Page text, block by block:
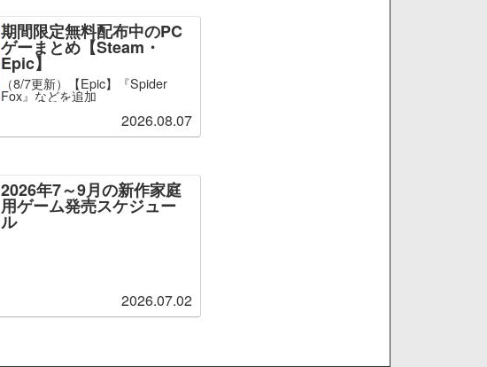
期間限定無料配布中のPC
ゲーまとめ【Steam・
Epic】
（8/7更新）【Epic】『Spider
Fox』などを追加
2026.08.07
2026年7～9月の新作家庭
用ゲーム発売スケジュー
ル
2026.07.02